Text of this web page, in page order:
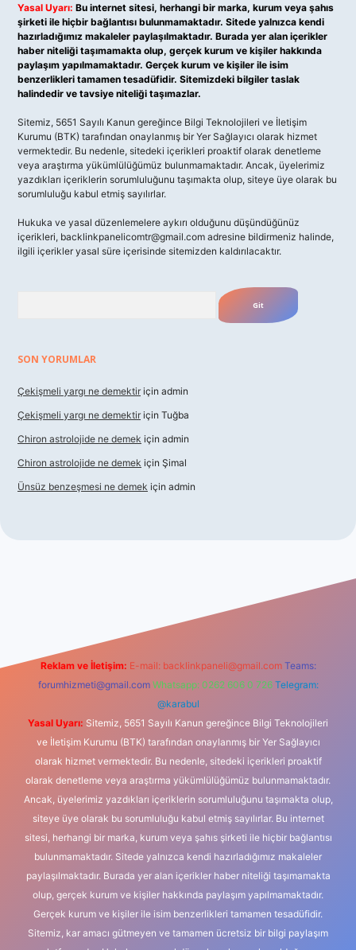
Yasal Uyarı: Bu internet sitesi, herhangi bir marka, kurum veya şahıs
şirketi ile hiçbir bağlantısı bulunmamaktadır. Sitede yalnızca kendi
hazırladığımız makaleler paylaşılmaktadır. Burada yer alan içerikler
haber niteliği taşımamakta olup, gerçek kurum ve kişiler hakkında
paylaşım yapılmamaktadır. Gerçek kurum ve kişiler ile isim
benzerlikleri tamamen tesadüfidir. Sitemizdeki bilgiler taslak
halindedir ve tavsiye niteliği taşımazlar.
Sitemiz, 5651 Sayılı Kanun gereğince Bilgi Teknolojileri ve İletişim
Kurumu (BTK) tarafından onaylanmış bir Yer Sağlayıcı olarak hizmet
vermektedir. Bu nedenle, sitedeki içerikleri proaktif olarak denetleme
veya araştırma yükümlülüğümüz bulunmamaktadır. Ancak, üyelerimiz
yazdıkları içeriklerin sorumluluğunu taşımakta olup, siteye üye olarak bu
sorumluluğu kabul etmiş sayılırlar.
Hukuka ve yasal düzenlemelere aykırı olduğunu düşündüğünüz
içerikleri, backlinkpanelicomtr@gmail.com adresine bildirmeniz halinde,
ilgili içerikler yasal süre içerisinde sitemizden kaldırılacaktır.
SON YORUMLAR
Çekişmeli yargı ne demektir için admin
Çekişmeli yargı ne demektir için Tuğba
Chiron astrolojide ne demek için admin
Chiron astrolojide ne demek için Şimal
Ünsüz benzeşmesi ne demek için admin
Reklam ve İletişim: E-mail: backlinkpaneli@gmail.com Teams:
forumhizmeti@gmail.com Whatsapp: 0262 606 0 726 Telegram:
@karabul
Yasal Uyarı: Sitemiz, 5651 Sayılı Kanun gereğince Bilgi Teknolojileri
ve İletişim Kurumu (BTK) tarafından onaylanmış bir Yer Sağlayıcı
olarak hizmet vermektedir. Bu nedenle, sitedeki içerikleri proaktif
olarak denetleme veya araştırma yükümlülüğümüz bulunmamaktadır.
Ancak, üyelerimiz yazdıkları içeriklerin sorumluluğunu taşımakta olup,
siteye üye olarak bu sorumluluğu kabul etmiş sayılırlar. Bu internet
sitesi, herhangi bir marka, kurum veya şahıs şirketi ile hiçbir bağlantısı
bulunmamaktadır. Sitede yalnızca kendi hazırladığımız makaleler
paylaşılmaktadır. Burada yer alan içerikler haber niteliği taşımamakta
olup, gerçek kurum ve kişiler hakkında paylaşım yapılmamaktadır.
Gerçek kurum ve kişiler ile isim benzerlikleri tamamen tesadüfidir.
Sitemiz, kar amacı gütmeyen ve tamamen ücretsiz bir bilgi paylaşım